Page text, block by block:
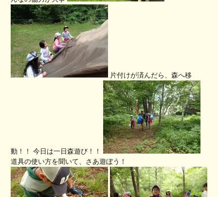
片付けが済んだら、森へ移
動！！ 今日は一日森遊び！！
道具の使い方を聞いて、さあ遊ぼう！